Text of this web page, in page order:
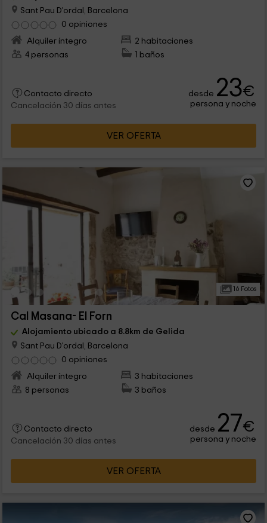
Sant Pau D'ordal, Barcelona
0 opiniones
Alquiler íntegro
2 habitaciones
4 personas
1 baños
Contacto directo
Cancelación 30 días antes
desde 23€
persona y noche
VER OFERTA
16 Fotos
Cal Masana- El Forn
Alojamiento ubicado a 8.8km de Gelida
Sant Pau D'ordal, Barcelona
0 opiniones
Alquiler íntegro
3 habitaciones
8 personas
3 baños
Contacto directo
Cancelación 30 días antes
desde 27€
persona y noche
VER OFERTA